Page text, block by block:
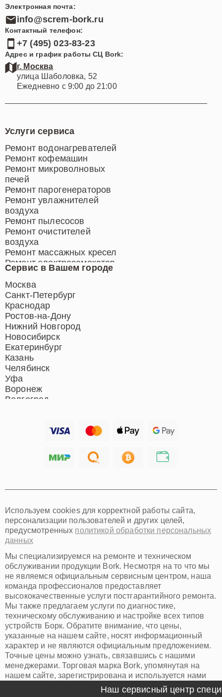
Наш сервисный центр
Электронная почта:
info@screm-bork.ru
Контактный телефон:
+7 (495) 023-83-23
Адрес и график работы СЦ Bork:
г. Москва
улица Шаболовка, 52
Ежедневно с 9:00 до 21:00
Сервис в Вашем городе
Москва
Санкт-Петербург
Краснодар
Ростов-на-Дону
Нижний Новгород
Новосибирск
Екатеринбург
Казань
Челябинск
Уфа
Воронеж
Волгоград
Хабаровск
Иркутск
Омск
Красноярск
Пермь
Ульяновск
Киров
Архангельск
Астрахань
Белгород
Благовещенск
Брянск
Владивосток
Владикавказ
Владимир
Волжский
Вологда
Грозный
Иваново
Услуги сервиса
Ремонт водонагревателей
Ремонт кофемашин
Ремонт микроволновых
печей
Ремонт парогенераторов
Ремонт увлажнителей
воздуха
Ремонт пылесосов
Ремонт очистителей
воздуха
Ремонт массажных кресел
Ремонт электросамокатов
Ремонт индукционных плит
Ремонт роботов-пылесосов
Ремонт гладильных систем
Ремонт отпаривателей
Ремонт вертикальных
пылесосов
Используем cookies для корректной работы сайта,
персонализации пользователей и других целей,
предусмотренных политикой обработки персональных
данных
Мы специализируемся на ремонте и техническом
обслуживании продукции Bork. Несмотря на то что мы
не являемся официальным сервисным центром, наша
команда профессионалов предоставляет
высококачественные услуги постгарантийного ремонта.
Мы также предлагаем услуги по диагностике,
техническому обслуживанию и настройке всех типов
устройств Борк. Обратите внимание, что цены,
указанные на нашем сайте, носят информационный
характер и не являются официальным предложением.
Точные цены можно узнать, связавшись с нашими
менеджерами. Торговая марка Bork, упомянутая на
нашем сайте, зарегистрирована и используется нами
исключительно для информационных целей.